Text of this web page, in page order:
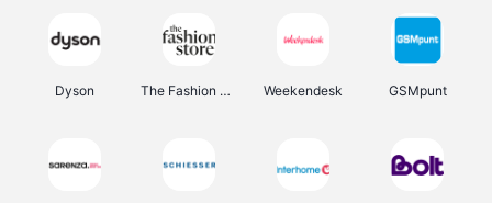
Dyson The Fashion Store Weekendesk GSMpunt